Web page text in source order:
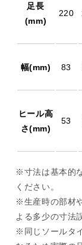
足長
(mm)
220
幅(mm) 83
ヒール高
さ(mm)
53
※寸法は基本的
ください。
※生産時の部材
よる多少の寸法
※同じソールタ